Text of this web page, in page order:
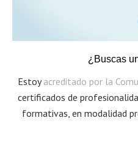
¿Buscas
Estoyacreditado por la
certificados de
formativas, en modalidad